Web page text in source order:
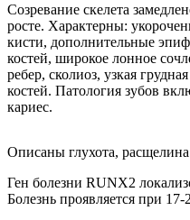
Созревание скелета
росте. Характерны:
кисти, дополнительные
костей, широкое лонное
ребер, сколиоз, узкая
костей. Патология зубов
кариес.
Описаны глухота,
Ген болезни RUNX2
Болезнь проявляется при